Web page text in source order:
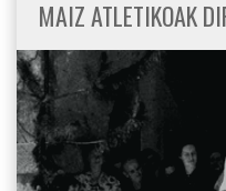
MAIZ ATLETIKOAK